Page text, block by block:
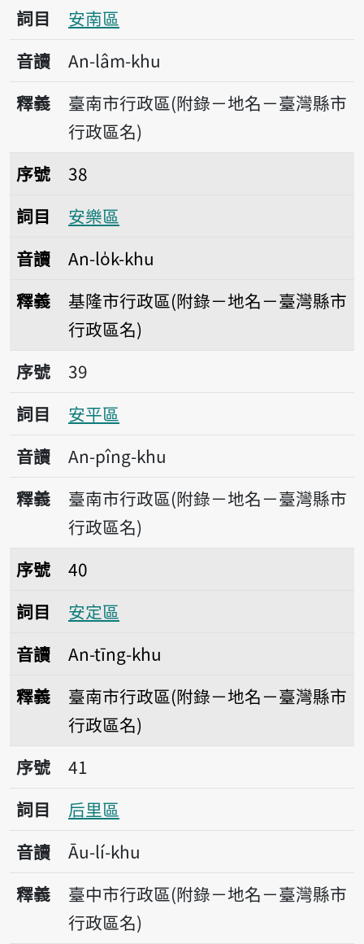
詞目
安南區
音讀
An-lâm-khu
釋義
臺南市行政區(附錄－地名－臺灣縣市
行政區名)
序號38安樂區
序號
38
詞目
安樂區
音讀
An-lo̍k-khu
釋義
基隆市行政區(附錄－地名－臺灣縣市
行政區名)
序號39安平區
序號
39
詞目
安平區
音讀
An-pîng-khu
釋義
臺南市行政區(附錄－地名－臺灣縣市
行政區名)
序號40安定區
序號
40
詞目
安定區
音讀
An-tīng-khu
釋義
臺南市行政區(附錄－地名－臺灣縣市
行政區名)
序號41后里區
序號
41
詞目
后里區
音讀
Āu-lí-khu
釋義
臺中市行政區(附錄－地名－臺灣縣市
行政區名)